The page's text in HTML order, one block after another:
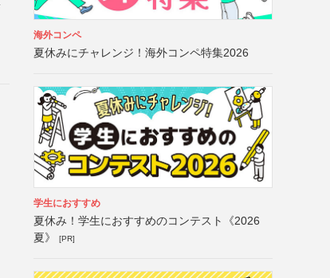
海外コンペ
夏休みにチャレンジ！海外コンペ特集2026
学生におすすめ
夏休み！学生におすすめのコンテスト《2026
夏》
[PR]